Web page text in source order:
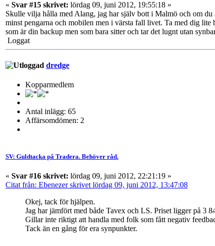
« Svar #15 skrivet: lördag 09, juni 2012, 19:55:18 »
Skulle vilja hålla med Alang, jag har själv bott i Malmö och om
minst pengarna och mobilen men i värsta fall livet. Ta med dig
som är din backup men som bara sitter och tar det lugnt utan
Loggat
dredge
Kopparmedlem
Antal inlägg: 65
Affärsomdömen: 2
SV: Guldtacka på Tradera. Behöver råd.
« Svar #16 skrivet: lördag 09, juni 2012, 22:21:19 »
Citat från: Ebenezer skrivet lördag 09, juni 2012, 13:47:08
Okej, tack för hjälpen.
Jag har jämfört med både Tavex och LS. Priset ligger på 3
Gillar inte riktigt att handla med folk som fått negativ
Tack än en gång för era synpunkter.